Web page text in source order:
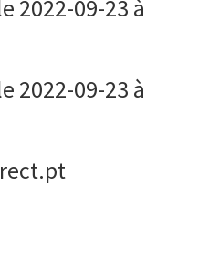
2022-09-23 à
2022-09-23 à